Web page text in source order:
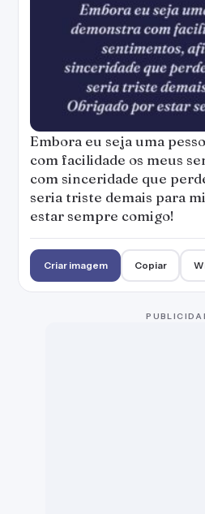
Embora eu seja uma
com facilidade os meus
com sinceridade que
seria triste demais para
estar sempre comigo!
Criar imagem Copiar